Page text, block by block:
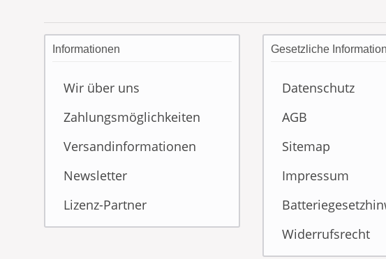
Informationen
Wir über uns
Zahlungsmöglichkeiten
Versandinformationen
Newsletter
Lizenz-Partner
Gesetzliche
Datenschutz
AGB
Sitemap
Impressum
Widerrufsrecht